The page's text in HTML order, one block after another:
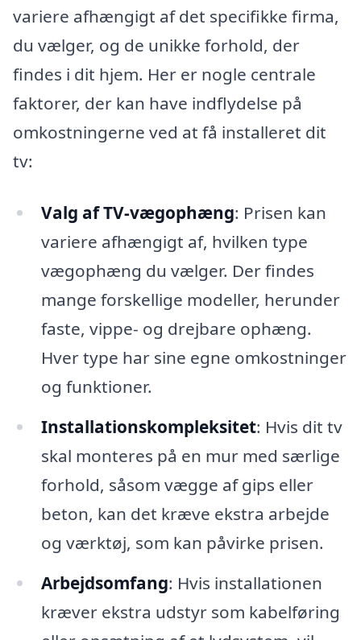
variere afhængigt af det specifikke firma,
du vælger, og de unikke forhold, der
findes i dit hjem. Her er nogle centrale
faktorer, der kan have indflydelse på
omkostningerne ved at få installeret dit
tv:
Valg af TV-vægophæng: Prisen kan
variere afhængigt af, hvilken type
vægophæng du vælger. Der findes
mange forskellige modeller, herunder
faste, vippe- og drejbare ophæng.
Hver type har sine egne omkostninger
og funktioner.
Installationskompleksitet: Hvis dit tv
skal monteres på en mur med særlige
forhold, såsom vægge af gips eller
beton, kan det kræve ekstra arbejde
og værktøj, som kan påvirke prisen.
Arbejdsomfang: Hvis installationen
kræver ekstra udstyr som kabelføring